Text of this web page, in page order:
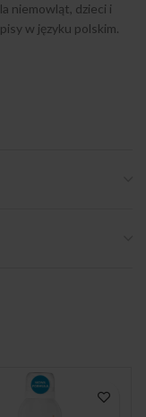
niemowląt, dzieci i
w języku polskim.